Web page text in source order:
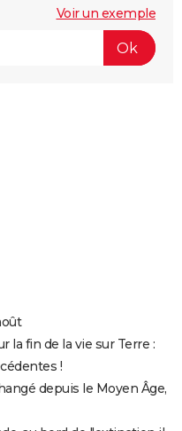
Voir un exemple
la fin de la vie sur Terre :
!
depuis le Moyen Âge,